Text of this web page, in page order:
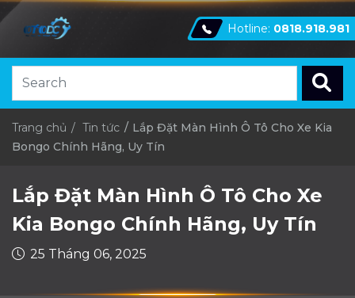
Hotline: 0818.918.981
Trang chủ Tin tức
Lắp Đặt Màn Hình Ô Tô Cho Xe Kia
Bongo Chính Hãng, Uy Tín
Lắp Đặt Màn Hình Ô Tô Cho Xe
Kia Bongo Chính Hãng, Uy Tín
25 Tháng 06, 2025